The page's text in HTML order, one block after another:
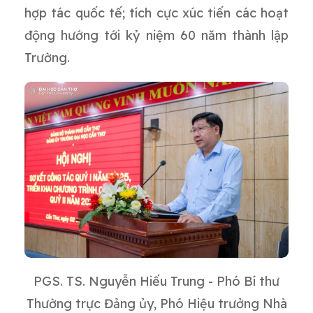
hợp tác quốc tế; tích cực xúc tiến các hoạt
động hướng tới kỷ niệm 60 năm thành lập
Trường.
PGS. TS. Nguyễn Hiếu Trung - Phó Bí thư
Thường trực Đảng ủy, Phó Hiệu trưởng Nhà